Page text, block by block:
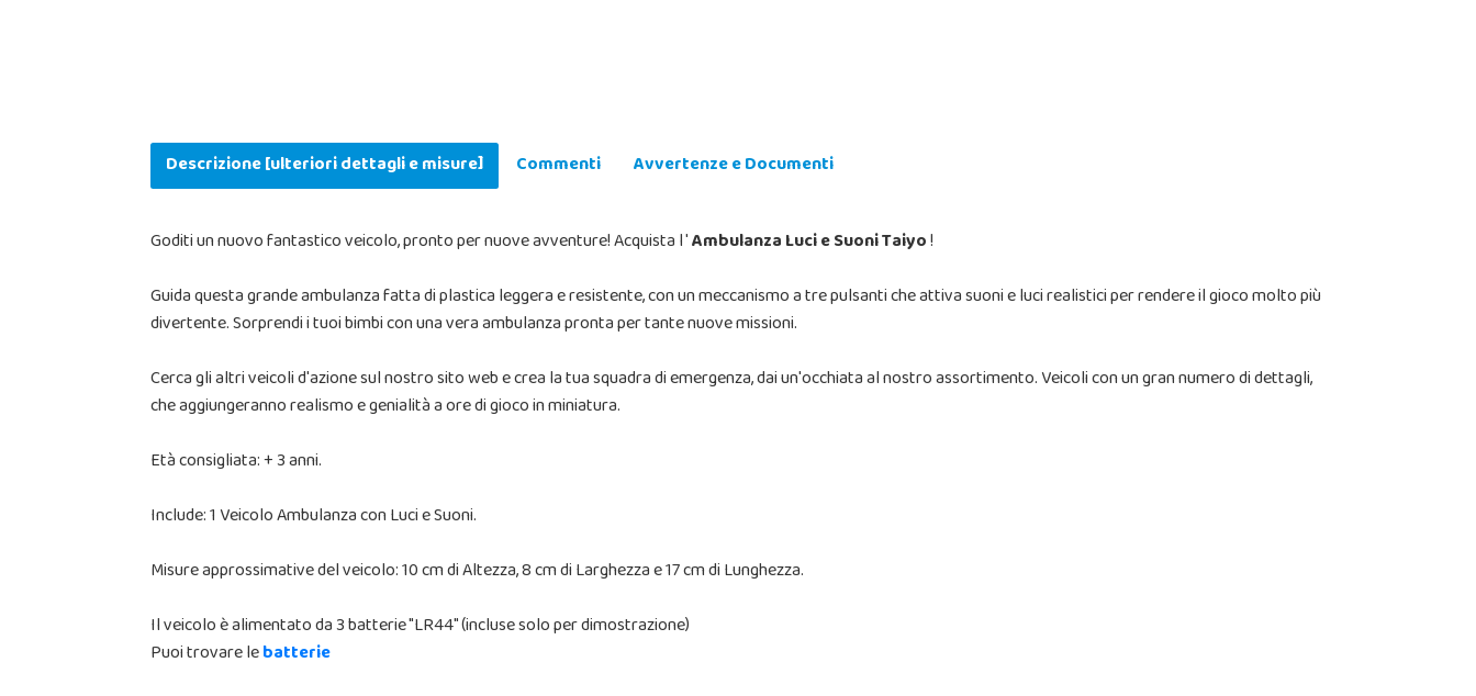
Descrizione [ulteriori dettagli e misure] Commenti Avvertenze e Documenti
Goditi un nuovo fantastico veicolo, pronto per nuove avventure! Acquista l 'Ambulanza Luci e Suoni Taiyo!
Guida questa grande ambulanza fatta di plastica leggera e resistente, con un meccanismo a tre pulsanti che attiva suoni e luci realistici per rendere il gioco molto più
divertente. Sorprendi i tuoi bimbi con una vera ambulanza pronta per tante nuove missioni.
Cerca gli altri veicoli d'azione sul nostro sito web e crea la tua squadra di emergenza, dai un'occhiata al nostro assortimento. Veicoli con un gran numero di dettagli,
che aggiungeranno realismo e genialità a ore di gioco in miniatura.
Età consigliata: + 3 anni.
Include: 1 Veicolo Ambulanza con Luci e Suoni.
Misure approssimative del veicolo: 10 cm di Altezza, 8 cm di Larghezza e 17 cm di Lunghezza.
Il veicolo è alimentato da 3 batterie "LR44" (incluse solo per dimostrazione)
Puoi trovare lebatterie